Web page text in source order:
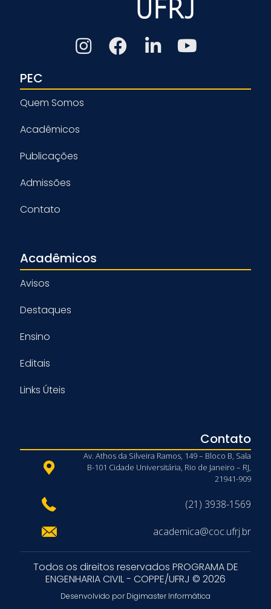
PEC
Quem Somos
Acadêmicos
Publicações
Admissões
Contato
Acadêmicos
Avisos
Destaques
Ensino
Editais
Links Úteis
Contato
Av. Athos da Silveira Ramos, 149 – Bloco B, Sala
B-101 Cidade Universitária, Rio de Janeiro – RJ,
21941-909
(21) 3938-1569
academica@coc.ufrj.br
Todos os direitos reservados PROGRAMA DE
ENGENHARIA CIVIL - COPPE/UFRJ © 2026
Desenvolvido por Digimaster Informática